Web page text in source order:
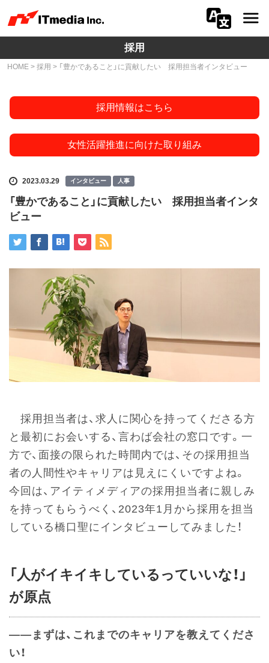
サステナビリティ
採用
採用
HOME > 採用 > 「豊かであること」に貢献したい 採用担当者インタビュー
採用情報はこちら
女性活躍推進に向けた取り組み
2023.03.29 インタビュー 人事
「豊かであること」に貢献したい 採用担当者インタ
ビュー
採用担当者は、求人に関心を持ってくださる方
と最初にお会いする、言わば会社の窓口です。一
方で、面接の限られた時間内では、その採用担当
者の人間性やキャリアは見えにくいですよね。
今回は、アイティメディアの採用担当者に親しみ
を持ってもらうべく、2023年1月から採用を担当
している橋口聖にインタビューしてみました！
「人がイキイキしているっていいな！」
が原点
――まずは、これまでのキャリアを教えてくださ
い！